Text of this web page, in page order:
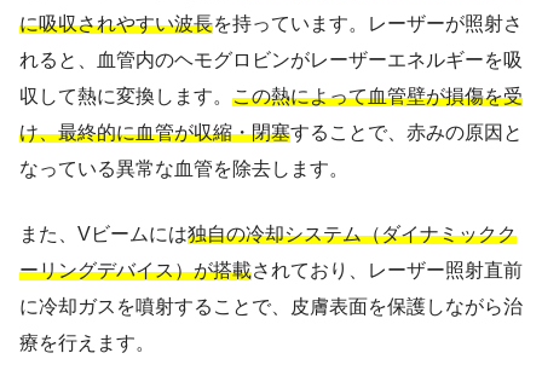
に吸収されやすい波長を持っています。レーザーが照射さ
れると、血管内のヘモグロビンがレーザーエネルギーを吸
収して熱に変換します。 この熱によって血管壁が損傷を受
け、最終的に血管が収縮・閉塞することで、赤みの原因と
なっている異常な血管を除去します。
また、Vビームには独自の冷却システム（ダイナミックク
ーリングデバイス）が搭載されており、レーザー照射直前
に冷却ガスを噴射することで、皮膚表面を保護しながら治
療を行えます。